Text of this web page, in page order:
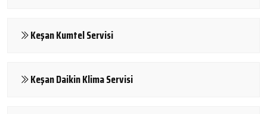
Keşan Kumtel Servisi
Keşan Daikin Klima Servisi